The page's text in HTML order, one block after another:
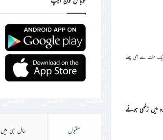
منٹ سے بھی پہلے
اکتوبر ۲۰۲۵ء کے اختتام پر مسجد مہدی، ربوہ میں زخمی ہونے
مقبول حال ہی میں